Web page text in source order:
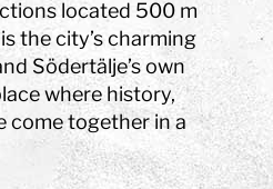
located 500 m
the city’s charming
Södertälje’s own
where history,
come together in a